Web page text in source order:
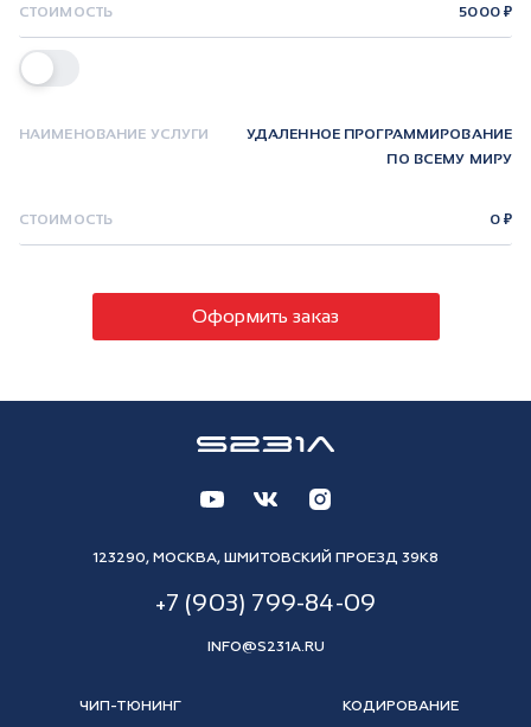
5000 Ь
УДАЛЕННОЕ ПРОГРАММИРОВАНИЕ
ПО ВСЕМУ МИРУ
0 Ь
Оформить заказ
ЧИП-ТЮНИНГ КОДИРОВАНИЕ
123290, МОСКВА, ШМИТОВСКИЙ ПРОЕЗД 39К8
+7 (903) 799-84-09
INFO@S231A.RU